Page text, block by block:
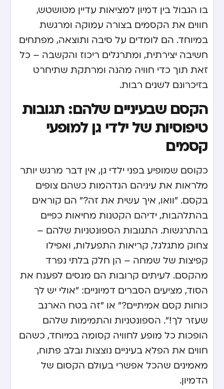
בו הגבול בין דמיון למציאות עדיין מטושטש,
חווים את הקסמים בצורה עמוקה ומרגשת
במיוחד. הם לומדים על סיבה ותוצאה, מפתחים
חשיבה יצירתית, ומתרגלים ריכוז והקשבה – כל
זאת תוך כדי חוויה מהנה ומרתקת שתיחרט
בזיכרונם לשנים רבות.
הקסם שבעיניים שלהם: תגובות
טיפוסיות של ילדי גן למופעי
קסמים
כקוסם שמופיע בפני ילדי גן, אין דבר מרגש יותר
מלראות את עיניהם הנדהמות כשהם צופים
בקסם. "וואו, איך עשית את זה?" הם קוראים
בהתלהבות, ידיהם הקטנות מחיאות כפיים
בהתרגשות. התגובות הספונטניות שלהם –
צחוק מתגלגל, קריאות התפעלות, ואפילו
קפיצות של שמחה – הן חלק בלתי נפרד
מהקסם. לעיתים קרובות הם מנסים לפענח את
הסוד, מציעים הסברים דמיוניים: "אולי יש לך
כוחות קסם אמיתיים?" או "זה בטח הארנב
שעזר לך!". הספונטניות והתמימות שלהם
הופכות כל מופע לחוויה קסומה במיוחד, כשהם
חווים את הפלא בעיניים נוצצות ובלב פתוח,
מאמינים שהכל אפשרי בעולם הקסום של
הדמיון.